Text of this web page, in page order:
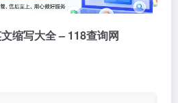
缩写大全 – 118查询网